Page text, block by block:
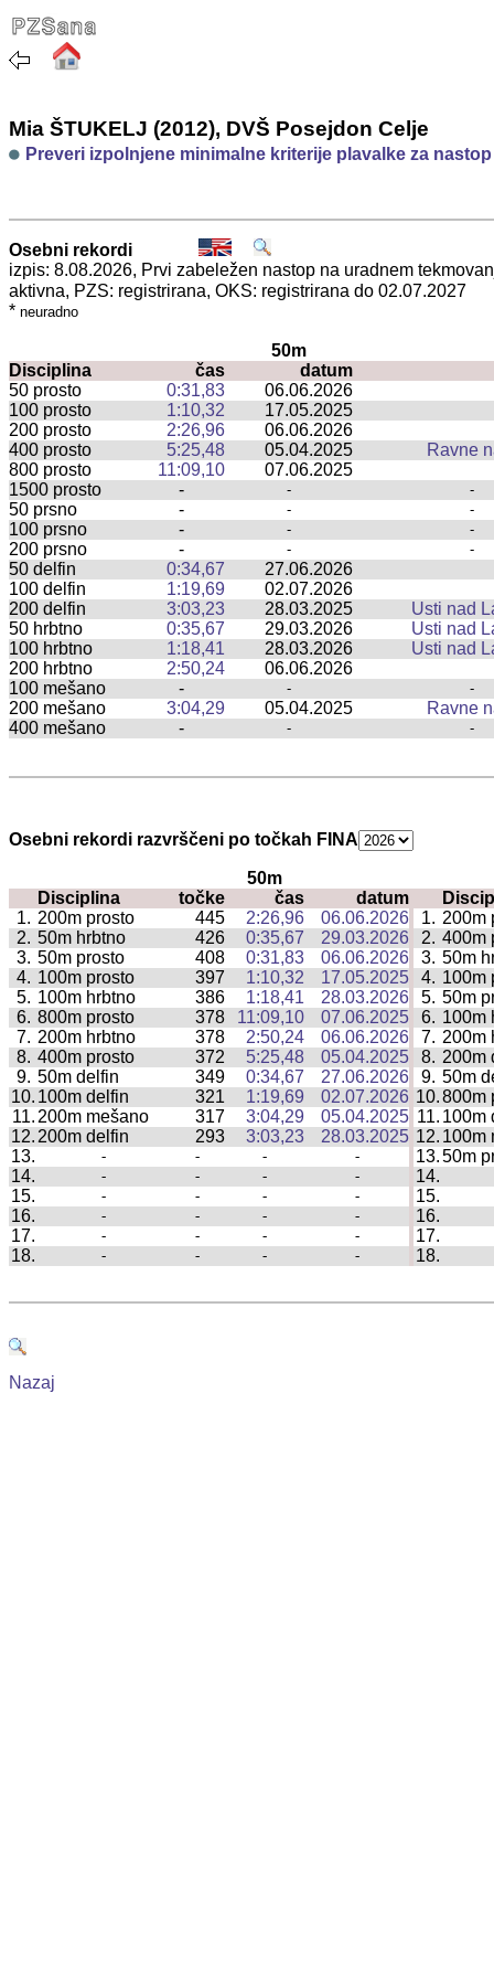
Mia ŠTUKELJ (2012), DVŠ Posejdon Celje
Preveri izpolnjene minimalne kriterije plavalke za
Osebni rekordi
izpis: 8.08.2026, Prvi zabeležen nastop na uradnem
aktivna, PZS: registrirana, OKS: registrirana do 02.07.2027
* neuradno
50m
Disciplina
čas
datum
50 prosto
0:31,83
06.06.2026
100 prosto
1:10,32
17.05.2025
200 prosto
2:26,96
06.06.2026
400 prosto
5:25,48 05.04.2025
Ravne
800 prosto
11:09,10
07.06.2025
1500 prosto
- - -
50 prsno - - -
100 prsno - - -
200 prsno - - -
50 delfin 0:34,67
27.06.2026
100 delfin
1:19,69
02.07.2026
200 delfin
3:03,23 28.03.2025
Usti nad
50 hrbtno
0:35,67 29.03.2026
Usti nad
100 hrbtno
1:18,41 28.03.2026
Usti nad
200 hrbtno
2:50,24
06.06.2026
100 mešano
- - -
200 mešano 3:04,29 05.04.2025
Ravne
400 mešano
- - -
Osebni rekordi razvrščeni po točkah FINA
50m
Disciplina
točke čas datum
1. 200m prosto 445 2:26,96 06.06.2026 1. 200m
2. 50m hrbtno 426 0:35,67 29.03.2026 2. 400m
3. 50m prosto 408 0:31,83 06.06.2026 3. 50m
4. 100m prosto 397 1:10,32 17.05.2025 4. 100m
5. 100m hrbtno 386 1:18,41 28.03.2026 5. 50m
6. 800m prosto 378 11:09,10 07.06.2025 6. 100m
7. 200m hrbtno 378 2:50,24 06.06.2026 7. 200m
8. 400m prosto 372 5:25,48 05.04.2025 8. 200m
9. 50m delfin 349 0:34,67 27.06.2026 9. 50m
10. 100m delfin 321 1:19,69 02.07.2026 10.800m
11. 200m mešano 317 3:04,29 05.04.2025 11. 100m
12. 200m delfin 293 3:03,23 28.03.2025 12. 100m
13.
- - - - 13.50m
14.
- - - -
14.
15.
- - - -
15.
16.
- - - -
16.
17.
- - - -
17.
18.
- - - - 18.
Nazaj